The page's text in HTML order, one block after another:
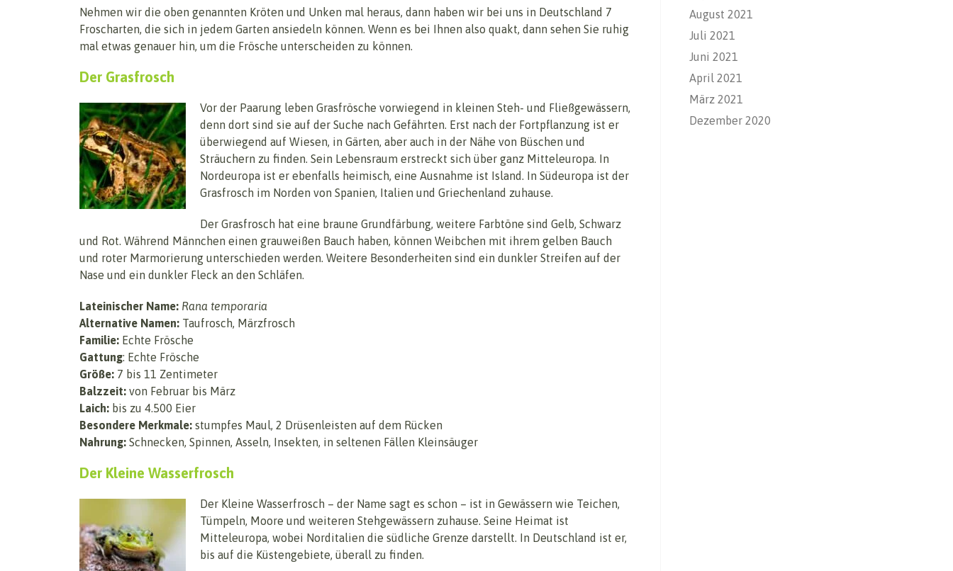
Nehmen wir die oben genannten Kröten und Unken mal heraus, dann haben wir bei uns in Deutschland 7
Froscharten, die sich in jedem Garten ansiedeln können. Wenn es bei Ihnen also quakt, dann sehen Sie ruhig
mal etwas genauer hin, um die Frösche unterscheiden zu können.
Der Grasfrosch
Vor der Paarung leben Grasfrösche vorwiegend in kleinen Steh- und Fließgewässern,
denn dort sind sie auf der Suche nach Gefährten. Erst nach der Fortpflanzung ist er
überwiegend auf Wiesen, in Gärten, aber auch in der Nähe von Büschen und
Sträuchern zu finden. Sein Lebensraum erstreckt sich über ganz Mitteleuropa. In
Nordeuropa ist er ebenfalls heimisch, eine Ausnahme ist Island. In Südeuropa ist der
Grasfrosch im Norden von Spanien, Italien und Griechenland zuhause.
Der Grasfrosch hat eine braune Grundfärbung, weitere Farbtöne sind Gelb, Schwarz
und Rot. Während Männchen einen grauweißen Bauch haben, können Weibchen mit ihrem gelben Bauch
und roter Marmorierung unterschieden werden. Weitere Besonderheiten sind ein dunkler Streifen auf der
Nase und ein dunkler Fleck an den Schläfen.
Lateinischer Name: Rana temporaria
Alternative Namen: Taufrosch, Märzfrosch
Familie: Echte Frösche
Gattung: Echte Frösche
Größe: 7 bis 11 Zentimeter
Balzzeit: von Februar bis März
Laich: bis zu 4.500 Eier
Besondere Merkmale: stumpfes Maul, 2 Drüsenleisten auf dem Rücken
Nahrung: Schnecken, Spinnen, Asseln, Insekten, in seltenen Fällen Kleinsäuger
Der Kleine Wasserfrosch
Der Kleine Wasserfrosch – der Name sagt es schon – ist in Gewässern wie Teichen,
Tümpeln, Moore und weiteren Stehgewässern zuhause. Seine Heimat ist
Mitteleuropa, wobei Norditalien die südliche Grenze darstellt. In Deutschland ist er,
bis auf die Küstengebiete, überall zu finden.
August 2021
Juli 2021
Juni 2021
April 2021
März 2021
Dezember 2020